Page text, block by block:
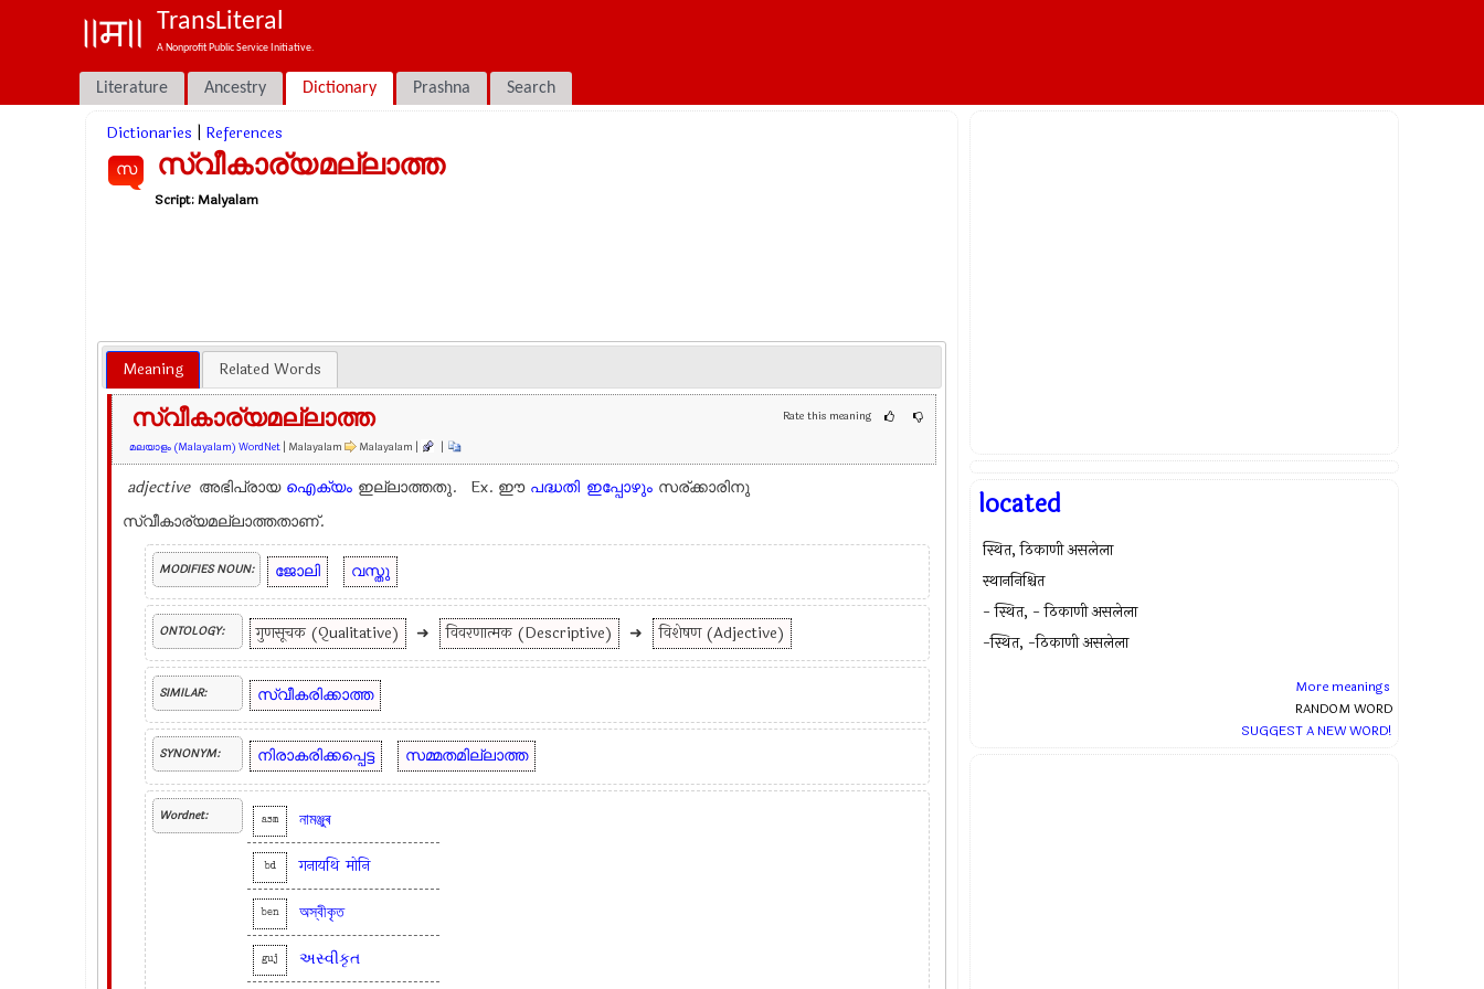
TransLiteral
A Nonprofit Public Service Initiative.
Literature Ancestry Dictionary Prashna Search
Dictionaries References
സ സ്വീകാര്യമല്ലാത്ത
Script:Malyalam
Meaning Related Words
Rate this meaning
സ്വീകാര്യമല്ലാത്ത
മലയാളം (Malayalam) WordNet| Malayalam Malayalam | |
adjective അഭിപ്രായ ഐക്യം ഇല്ലാത്തതു. Ex. ഈ പദ്ധതി ഇപ്പോഴും സര്ക്കാരിനു
സ്വീകാര്യമല്ലാത്തതാണ്.
MODIFIES NOUN: ജോലി വസ്തു
ONTOLOGY: गुणसूचक (Qualitative) ➜ विवरणात्मक (Descriptive) ➜ विशेषण (Adjective)
SIMILAR: സ്വീകരിക്കാത്ത
SYNONYM: നിരാകരിക്കപ്പെട്ട സമ്മതമില്ലാത്ത
Wordnet: asm নামঞ্জুৰ
bd गनायथि मोनि
ben অস্বীকৃত
guj અસ્વીકૃત
located
स्थित, ठिकाणी असलेला
स्थाननिश्चित
- स्थित, - ठिकाणी असलेला
-स्थित, -ठिकाणी असलेला
More meanings
RANDOM WORD
SUGGEST A NEW WORD!